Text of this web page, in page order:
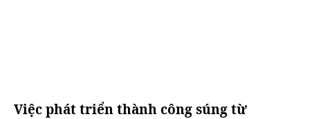
Việc phát triển thành công súng từ